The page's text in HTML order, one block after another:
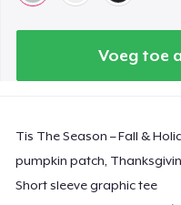
Voeg toe
Tis The Season – Fall &
pumpkin patch,
Short sleeve graphic tee